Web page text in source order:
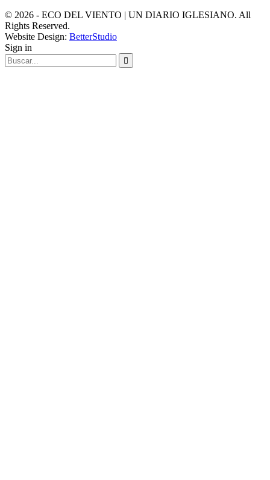
© 2026 - ECO DEL VIENTO | UN DIARIO IGLESIANO. All
Rights Reserved.
Website Design: BetterStudio
Sign in